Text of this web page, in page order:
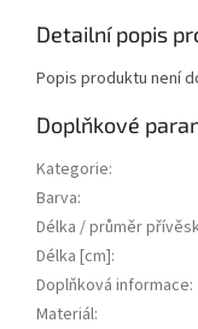
Detailní popis
Popis produktu není
Doplňkové
Kategorie:
Barva:
Délka / průměr
Délka [cm]:
Doplňková informace:
Materiál: